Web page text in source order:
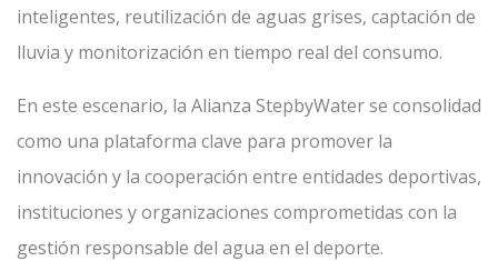
inteligentes, reutilización de aguas grises, captación de
lluvia y monitorización en tiempo real del consumo.
En este escenario, la Alianza StepbyWater se consolidad
como una plataforma clave para promover la
innovación y la cooperación entre entidades deportivas,
instituciones y organizaciones comprometidas con la
gestión responsable del agua en el deporte.